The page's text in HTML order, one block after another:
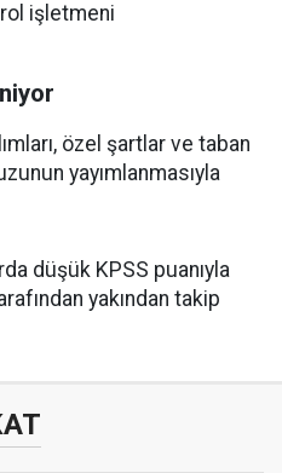
işletmeni
özel şartlar ve taban
yayımlanmasıyla
düşük KPSS puanıyla
yakından takip